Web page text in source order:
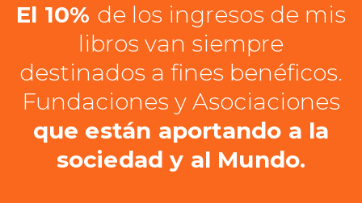
El 10% de los ingresos de mis
libros van siempre
destinados a fines benéficos.
Fundaciones y Asociaciones
que están aportando a la
sociedad y al Mundo.